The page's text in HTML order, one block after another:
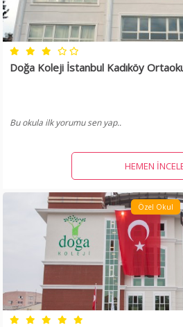
Doğa Koleji İstanbul Kadıköy
Bu okula ilk yorumu sen yap..
HEMEN
Özel Okul